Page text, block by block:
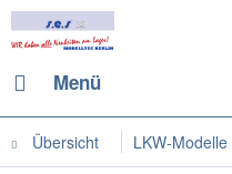
Menü
Übersicht LKW-Modelle